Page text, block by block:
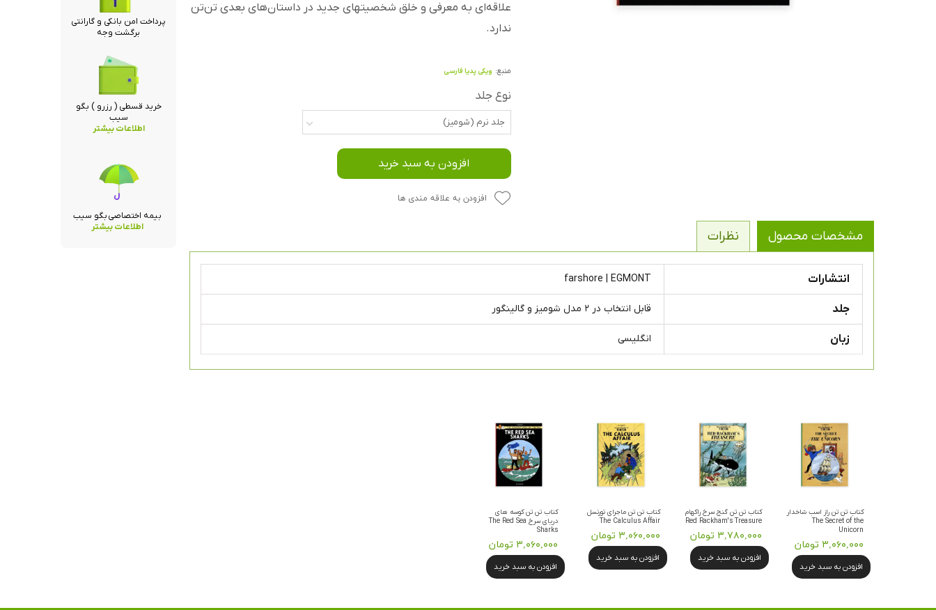
علاقه‌ای به معرفی و خلق شخصیتهای جدید در داستان‌های بعدی تن‌تن
ندارد.
منبع: ویکی پدیا فارسی
نوع جلد
جلد نرم (شومیز)
افزودن به سبد خرید
افزودن به علاقه مندی ها
مشخصات محصول نظرات
انتشارات farshore | EGMONT
جلد قابل انتخاب در ۲ مدل شومیز و گالینگور
زبان انگلیسی
کتاب تن تن راز اسب شاخدار
The Secret of the
Unicorn
۳,۰۶۰,۰۰۰ تومان
افزودن به سبد خرید
کتاب تن تن گنج سرخ راکهام
Red Rackham's Treasure
۳,۷۸۰,۰۰۰ تومان
افزودن به سبد خرید
کتاب تن تن ماجرای تورنسل
The Calculus Affair
۳,۰۶۰,۰۰۰ تومان
افزودن به سبد خرید
کتاب تن تن کوسه های
دریای سرخ The Red Sea
Sharks
۳,۰۶۰,۰۰۰ تومان
افزودن به سبد خرید
خرید قسطی ( رزرو ) بگو
سیب
اطلاعات بیشتر
پرداخت امن بانکی و گارانتی
برگشت وجه
بیمه اختصاصی بگو سیب
اطلاعات بیشتر